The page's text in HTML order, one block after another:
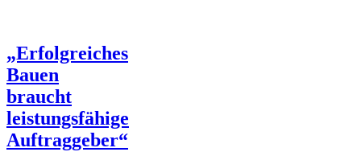
„Erfolgreiches
Bauen
braucht
leistungsfähige
Auftraggeber“